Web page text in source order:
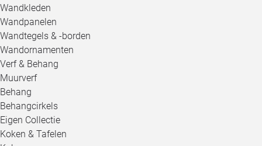
Wandkleden
Wandpanelen
Wandtegels & -borden
Wandornamenten
Verf & Behang
Muurverf
Behang
Behangcirkels
Eigen Collectie
Koken & Tafelen